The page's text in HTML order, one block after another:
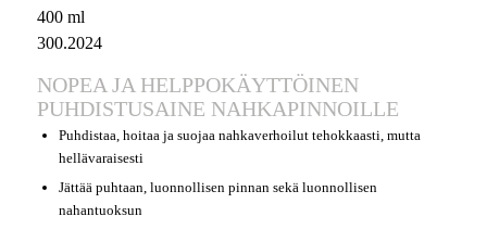
400 ml
300.2024
NOPEA JA HELPPOKÄYTTÖINEN
PUHDISTUSAINE NAHKAPINNOILLE
Puhdistaa, hoitaa ja suojaa nahkaverhoilut tehokkaasti, mutta
hellävaraisesti
Jättää puhtaan, luonnollisen pinnan sekä luonnollisen
nahantuoksun